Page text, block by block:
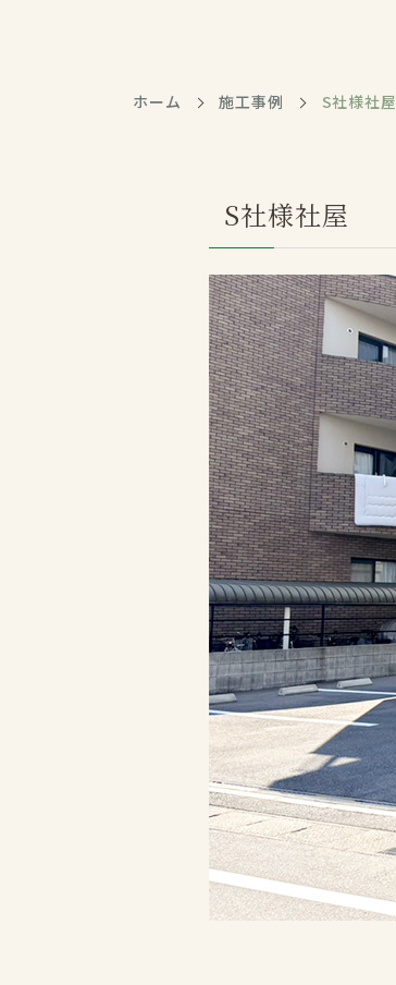
ホーム 施工事例 S社様社屋
S社様社屋